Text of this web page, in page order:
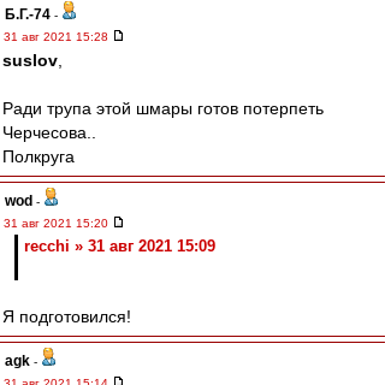
Б.Г.-74 -
31 авг 2021 15:28
suslov
Ради трупа этой шмары готов потерпеть
Черчесова..
Полкруга
wod -
31 авг 2021 15:20
recchi » 31 авг 2021 15:09
Я подготовился!
agk -